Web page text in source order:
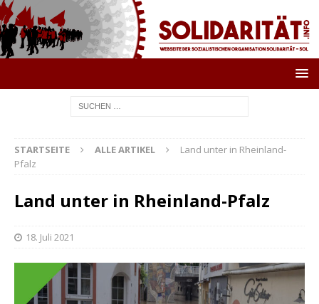
STARTSEITE ALLE ARTIKEL
Land unter in Rheinland-
Pfalz
Land unter in Rheinland-Pfalz
18. Juli 2021